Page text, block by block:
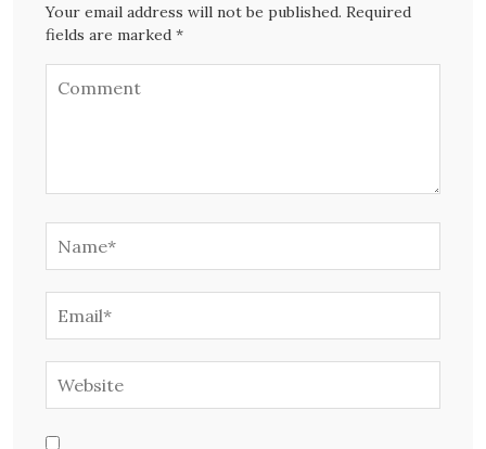
Your email address will not be published. Required
fields are marked *